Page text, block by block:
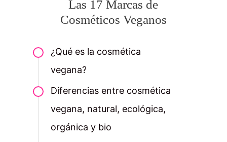
Las 17 Marcas de
Cosméticos Veganos
¿Qué es la cosmética
vegana?
Diferencias entre cosmética
vegana, natural, ecológica,
orgánica y bio